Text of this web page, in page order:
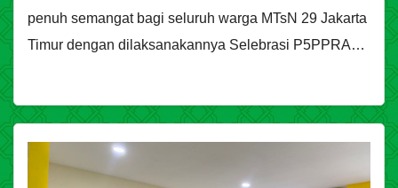
penuh semangat bagi seluruh warga MTsN 29 Jakarta
Timur dengan dilaksanakannya Selebrasi P5PPRA…